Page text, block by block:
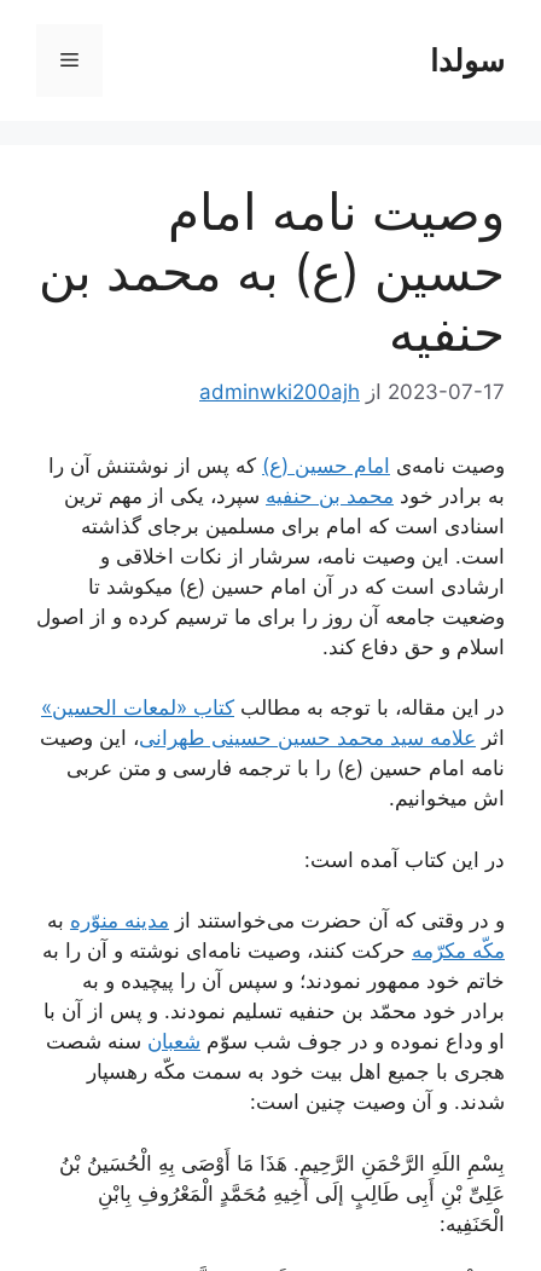
محتواسولدا فهرست
وصیت نامه امام
حسین (ع) به محمد بن
حنفیه
2023-07-17 از adminwki200ajh
وصیت نامه‌ی امام حسین (ع) که پس از نوشتنش آن را
به برادر خود محمد بن حنفیه سپرد، یکی از مهم ترین
اسنادی است که امام برای مسلمین برجای گذاشته
است. این وصیت نامه، سرشار از نکات اخلاقی و
ارشادی است که در آن امام حسین (ع) میکوشد تا
وضعیت جامعه آن روز را برای ما ترسیم کرده و از اصول
اسلام و حق دفاع کند.
در این مقاله، با توجه به مطالب کتاب «لمعات الحسین»
اثر علامه سید محمد حسین حسینی طهرانی، این وصیت
نامه امام حسین (ع) را با ترجمه فارسی و متن عربی
اش میخوانیم.
در این کتاب آمده است:
و در وقتى كه آن حضرت مى‌خواستند از مدینه منوّره به
مكّه مكرّمه حركت كنند، وصیت نامه‌اى نوشته و آن را به
خاتم خود ممهور نمودند؛ و سپس آن را پیچیده و به
برادر خود محمّد بن حنفیه تسلیم نمودند. و پس از آن با
او وداع نموده و در جوف شب سوّم شعبان سنه شصت
هجرى با جمیع اهل بیت خود به سمت مكّه رهسپار
شدند. و آن وصیت چنین است:
بِسْمِ اللَهِ الرَّحْمَنِ الرَّحِیمِ. هَذَا مَا أَوْصَى بِهِ الْحُسَینُ بْنُ
عَلِىِّ بْنِ أَبِى طَالِبٍ إلَى أَخِیهِ مُحَمَّدٍ الْمَعْرُوفِ بِابْنِ
الْحَنَفِیه: